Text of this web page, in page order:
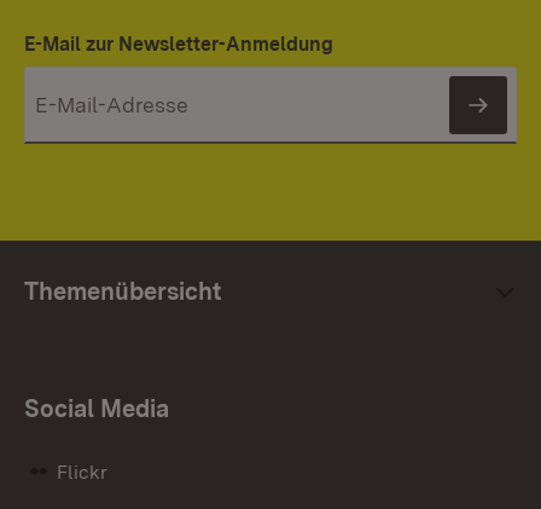
E-Mail zur Newsletter-Anmeldung
Themenübersicht
Social Media
Flickr